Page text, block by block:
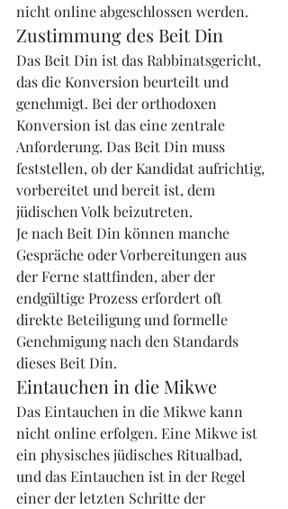
nicht online abgeschlossen werden.
Zustimmung des Beit Din
Das Beit Din ist das Rabbinatsgericht,
das die Konversion beurteilt und
genehmigt. Bei der orthodoxen
Konversion ist das eine zentrale
Anforderung. Das Beit Din muss
feststellen, ob der Kandidat aufrichtig,
vorbereitet und bereit ist, dem
jüdischen Volk beizutreten.
Je nach Beit Din können manche
Gespräche oder Vorbereitungen aus
der Ferne stattfinden, aber der
endgültige Prozess erfordert oft
direkte Beteiligung und formelle
Genehmigung nach den Standards
dieses Beit Din.
Eintauchen in die Mikwe
Das Eintauchen in die Mikwe kann
nicht online erfolgen. Eine Mikwe ist
ein physisches jüdisches Ritualbad,
und das Eintauchen ist in der Regel
einer der letzten Schritte der